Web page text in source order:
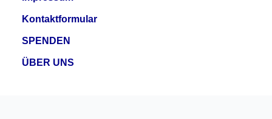
Kontaktformular
SPENDEN
ÜBER UNS